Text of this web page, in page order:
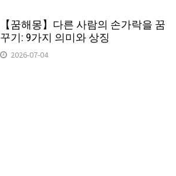
【꿈해몽】다른 사람의 손가락을 꿈
꾸기: 9가지 의미와 상징
2026-07-04